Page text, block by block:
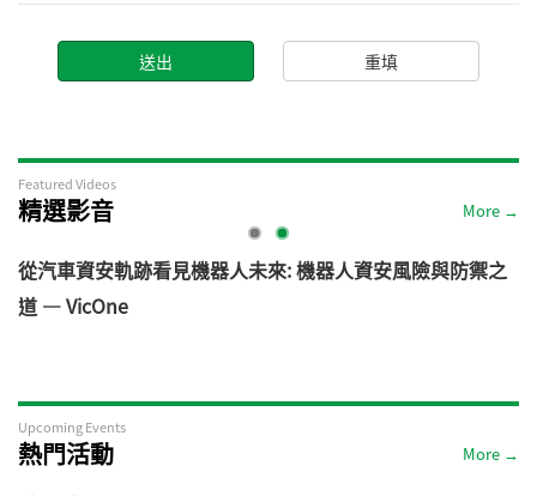
Featured Videos
精選影音 More →
從汽車資安軌跡看見機器人未來: 機器人資安風險與防禦之
道 — VicOne
Upcoming Events
熱門活動 More →